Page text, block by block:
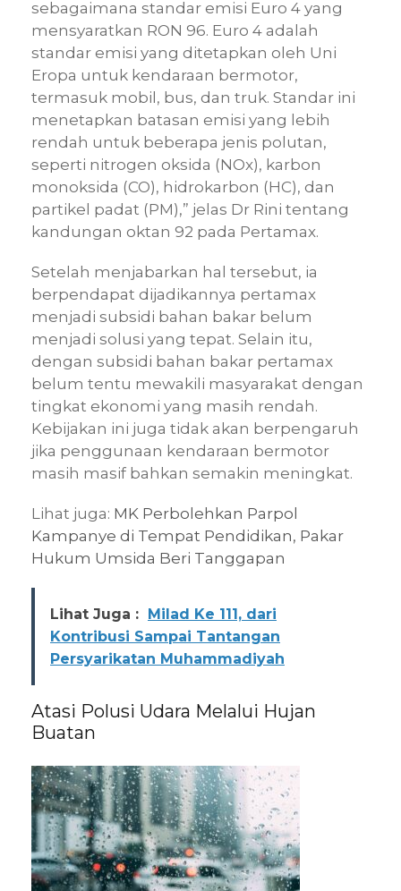
sebagaimana standar emisi Euro 4 yang
mensyaratkan RON 96. Euro 4 adalah
standar emisi yang ditetapkan oleh Uni
Eropa untuk kendaraan bermotor,
termasuk mobil, bus, dan truk. Standar ini
menetapkan batasan emisi yang lebih
rendah untuk beberapa jenis polutan,
seperti nitrogen oksida (NOx), karbon
monoksida (CO), hidrokarbon (HC), dan
partikel padat (PM),” jelas Dr Rini tentang
kandungan oktan 92 pada Pertamax.
Setelah menjabarkan hal tersebut, ia
berpendapat dijadikannya pertamax
menjadi subsidi bahan bakar belum
menjadi solusi yang tepat. Selain itu,
dengan subsidi bahan bakar pertamax
belum tentu mewakili masyarakat dengan
tingkat ekonomi yang masih rendah.
Kebijakan ini juga tidak akan berpengaruh
jika penggunaan kendaraan bermotor
masih masif bahkan semakin meningkat.
Lihat juga: MK Perbolehkan Parpol
Kampanye di Tempat Pendidikan, Pakar
Hukum Umsida Beri Tanggapan
Lihat Juga :
Milad Ke 111, dari
Kontribusi Sampai Tantangan
Persyarikatan Muhammadiyah
Atasi Polusi Udara Melalui Hujan
Buatan